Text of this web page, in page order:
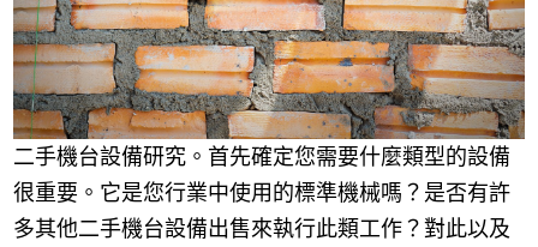
二手機台設備研究。首先確定您需要什麼類型的設備
很重要。它是您行業中使用的標準機械嗎？是否有許
多其他二手機台設備出售來執行此類工作？對此以及